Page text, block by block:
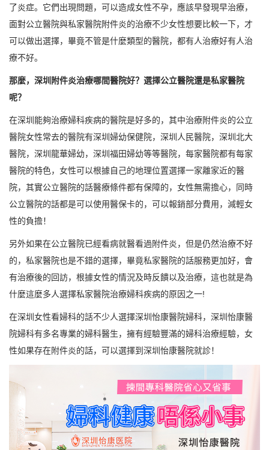
了炎症。它們出現問題，可以造成女性不孕，應該早發現早治療，
面對公立醫院與私家醫院附件炎的治療不少女性想要比較一下，才
可以做出選擇，畢竟不管是什麼類型的醫院，都有人治療好有人治
療不好。
那麼，深圳附件炎治療哪間醫院好？選擇公立醫院還是私家醫院
呢？
在深圳能夠治療婦科疾病的醫院是好多的，其中治療附件炎的公立
醫院女性常去的醫院有深圳婦幼保健院，深圳人民醫院，深圳北大
醫院，深圳龍華婦幼，深圳福田婦幼等等醫院，每家醫院都有每家
醫院的特色，女性可以根據自己的地理位置選擇一家離家近的醫
院，其實公立醫院的話醫療條件都有保障的，女性無需擔心，同時
公立醫院的話都是可以使用醫保卡的，可以報銷部分費用，減輕女
性的負擔！
另外如果在公立醫院已經看病就醫看過附件炎，但是仍然治療不好
的，私家醫院也是不錯的選擇，畢竟私家醫院的話服務更加好，會
有治療後的回訪，根據女性的情況及時反饋以及治療，這也就是為
什麼這麼多人選擇私家醫院治療婦科疾病的原因之一!
在深圳女性看婦科的話不少人選擇深圳怡康醫院婦科，深圳怡康醫
院婦科有多名專業的婦科醫生，擁有經驗豐滿的婦科治療經驗，女
性如果存在附件炎的話，可以選擇到深圳怡康醫院就診！